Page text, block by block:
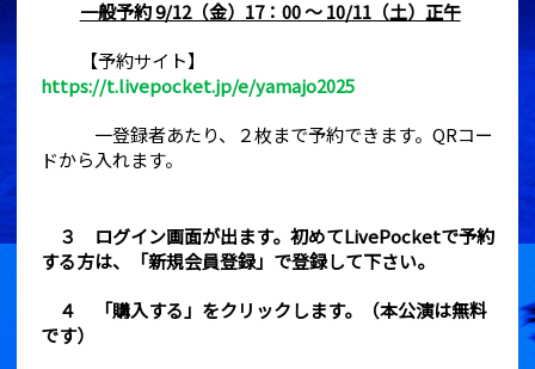
一般予約 9/12（金）17：00 〜 10/11（土）正午
【予約サイト】
https://t.livepocket.jp/e/yamajo2025
一登録者あたり、２枚まで予約できます。QRコー
ドから入れます。
３ ログイン画面が出ます。初めてLivePocketで予約
する方は、「新規会員登録」で登録して下さい。
４ 「購入する」をクリックします。（本公演は無料
です）